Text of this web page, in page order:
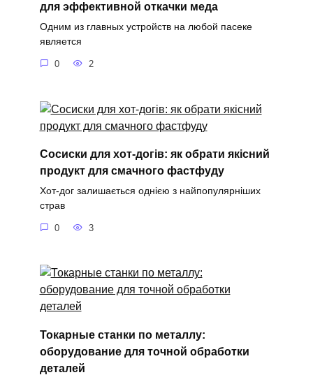
для эффективной откачки меда
Одним из главных устройств на любой пасеке
является
0 2
Сосиски для хот-догів: як обрати якісний
продукт для смачного фастфуду
Хот-дог залишається однією з найпопулярніших
страв
0 3
Токарные станки по металлу:
оборудование для точной обработки
деталей